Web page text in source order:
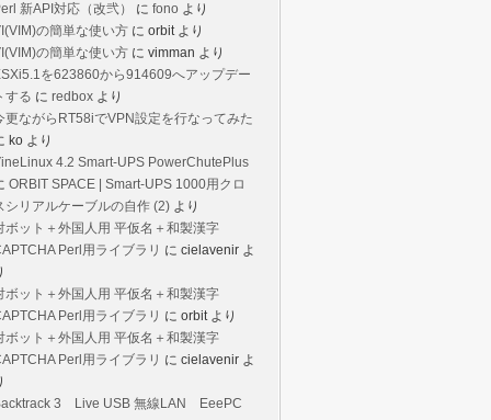
新API対応（改弐）
に fono より
の簡単な使い方 に orbitより
の簡単な使い方 に vimman より
を623860から914609へアップデー
する に redbox より
更ながらRT58iでVPN設定を行なってみた
ko より
4.2 Smart-UPS PowerChutePlus
ORBIT SPACE | Smart-UPS 1000用クロ
シリアルケーブルの自作 (2) より
ボット＋外国人用 平仮名＋和製漢字
Perl用ライブラリ に cielavenir よ
ボット＋外国人用 平仮名＋和製漢字
Perl用ライブラリ に orbitより
ボット＋外国人用 平仮名＋和製漢字
Perl用ライブラリ に cielavenir よ
3 Live USB 無線LAN EeePC